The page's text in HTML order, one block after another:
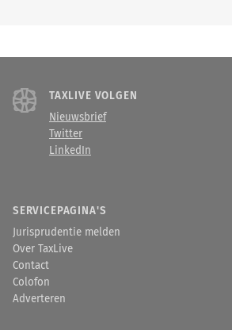
TAXLIVE VOLGEN
Nieuwsbrief
Twitter
LinkedIn
SERVICEPAGINA'S
Jurisprudentie melden
Over TaxLive
Contact
Colofon
Adverteren